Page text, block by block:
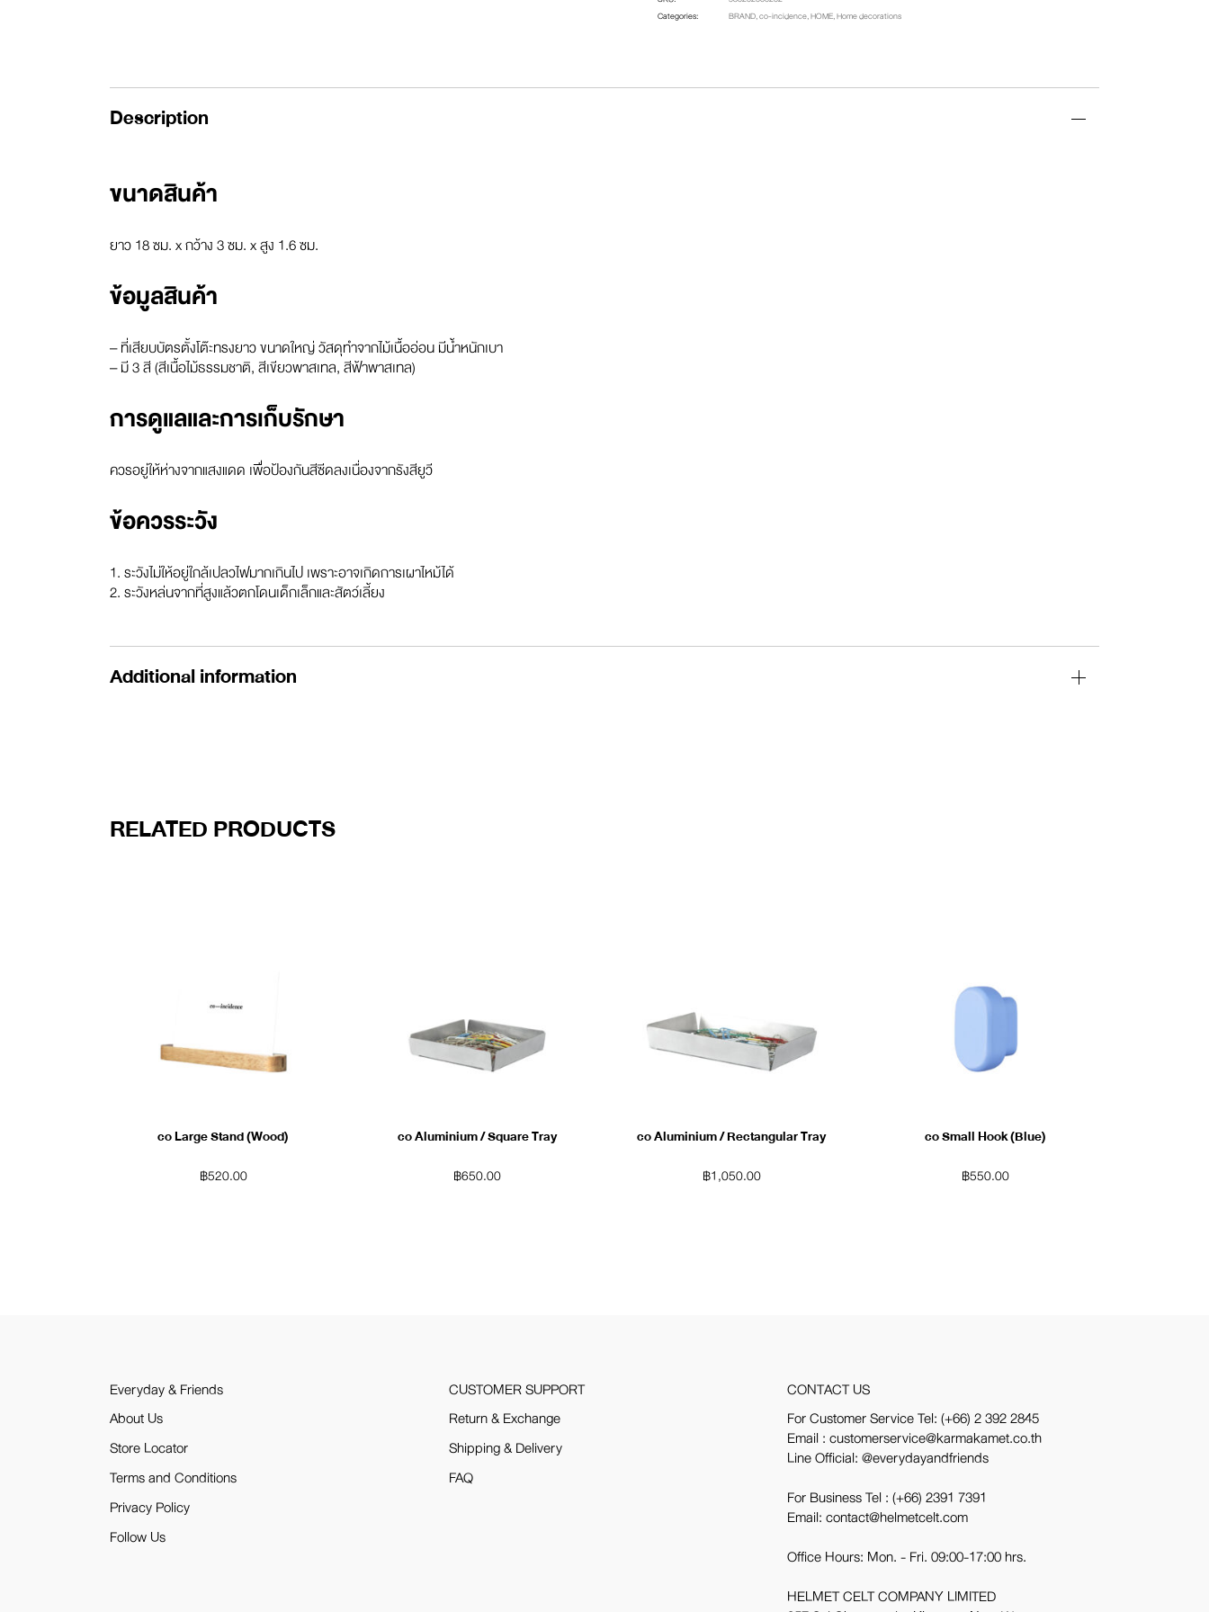
Categories:
BRAND,co-incidence,HOME,Home decorations
Description
ขนาดสินค้า
ยาว 18 ซม. x กว้าง 3 ซม. x สูง 1.6 ซม.
ข้อมูลสินค้า
– ที่เสียบบัตรตั้งโต๊ะทรงยาว ขนาดใหญ่ วัสดุทำจากไม้เนื้ออ่อน มีน้ำหนักเบา
– มี 3 สี (สีเนื้อไม้ธรรมชาติ, สีเขียวพาสเทล, สีฟ้าพาสเทล)
การดูแลและการเก็บรักษา
ควรอยู่ให้ห่างจากแสงแดด เพื่อป้องกันสีซีดลงเนื่องจากรังสียูวี
ข้อควรระวัง
1. ระวังไม่ให้อยู่ใกล้เปลวไฟมากเกินไป เพราะอาจเกิดการเผาไหม้ได้
2. ระวังหล่นจากที่สูงแล้วตกโดนเด็กเล็กและสัตว์เลี้ยง
Additional information
RELATED PRODUCTS
co Large Stand (Wood)
฿520.00
co Aluminium / Square Tray
฿650.00
co Aluminium / Rectangular Tray
฿1,050.00
co Small Hook (Blue)
฿550.00
Everyday & Friends
About Us
Store Locator
Terms and Conditions
Privacy Policy
Follow Us
CUSTOMER SUPPORT
Return & Exchange
Shipping & Delivery
FAQ
CONTACT US
For Customer Service Tel:(+66) 2 392 2845
Email : customerservice@karmakamet.co.th
Line Official:@everydayandfriends
For Business Tel :(+66) 2391 7391
Email: contact@helmetcelt.com
Office Hours: Mon. - Fri. 09:00-17:00 hrs.
HELMET CELT COMPANY LIMITED